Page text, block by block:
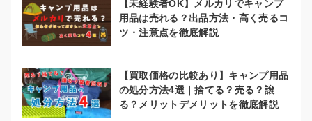
【未経験者OK】メルカリでキャンプ
用品は売れる？出品方法・高く売るコ
ツ・注意点を徹底解説
【買取価格の比較あり】キャンプ用品
の処分方法4選｜捨てる？売る？譲
る？メリットデメリットを徹底解説